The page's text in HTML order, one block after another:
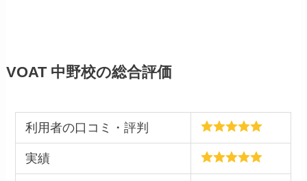
VOAT 中野校の総合評価
利用者の口コミ・評判
実績